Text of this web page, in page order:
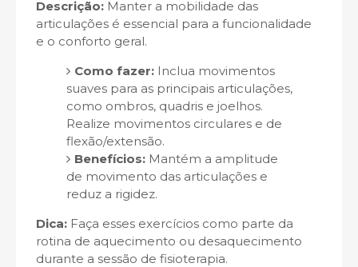
Descrição: Manter a mobilidade das
articulações é essencial para a funcionalidade
e o conforto geral.
Como fazer:Inclua movimentos
suaves para as principais articulações,
como ombros, quadris e joelhos.
Realize movimentos circulares e de
flexão/extensão.
Benefícios:Mantém a amplitude
de movimento das articulações e
reduz a rigidez.
Dica: Faça esses exercícios como parte da
rotina de aquecimento ou desaquecimento
durante a sessão de fisioterapia.